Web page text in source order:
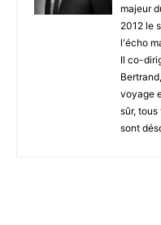
majeur
2012 le
l'écho
Il co-
voyage
sûr,
sont